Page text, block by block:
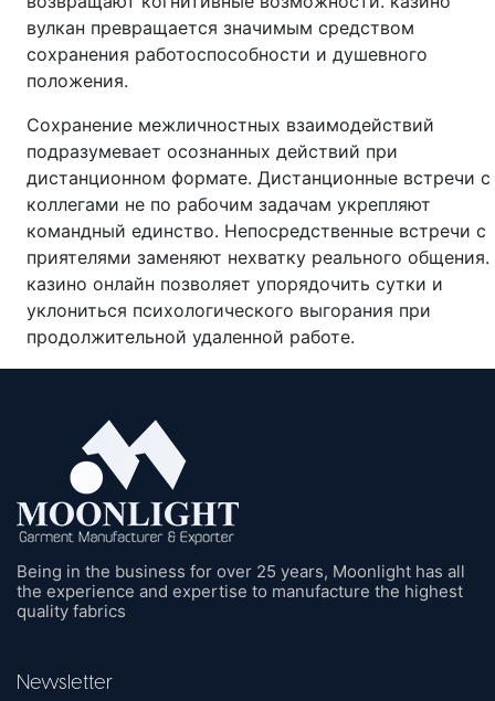
вулкан превращается значимым средством
сохранения работоспособности и душевного
положения.
Сохранение межличностных взаимодействий
подразумевает осознанных действий при
дистанционном формате. Дистанционные встречи с
коллегами не по рабочим задачам укрепляют
командный единство. Непосредственные встречи с
приятелями заменяют нехватку реального общения.
казино онлайн позволяет упорядочить сутки и
уклониться психологического выгорания при
продолжительной удаленной работе.
Being in the business for over 25 years, Moonlight has all
the experience and expertise to manufacture the highest
quality fabrics
Newsletter